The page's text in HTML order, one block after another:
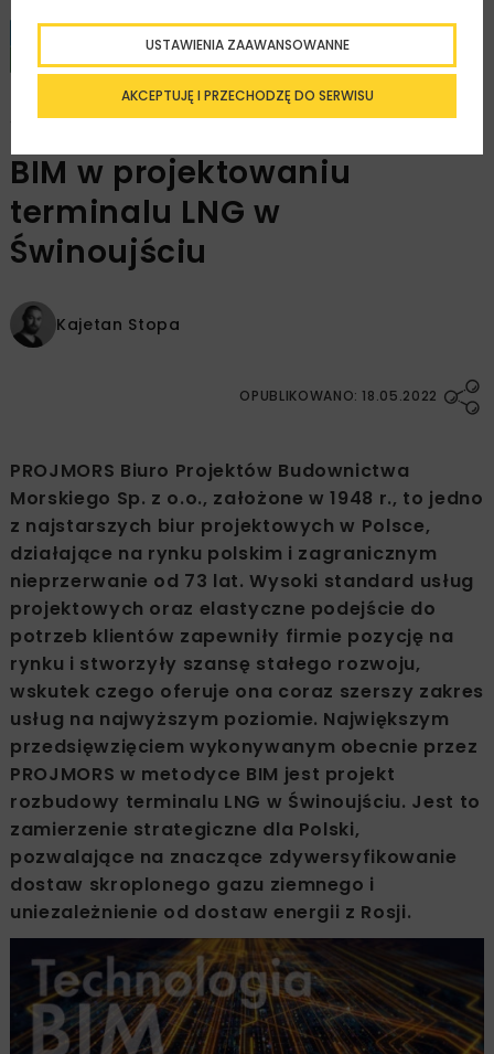
BUDOWNICTWO
GEOINŻYNIERIA
BIM w projektowaniu
terminalu LNG w
Świnoujściu
Kajetan Stopa
OPUBLIKOWANO: 18.05.2022
PROJMORS Biuro Projektów Budownictwa
Morskiego Sp. z o.o., założone w 1948 r., to jedno
z najstarszych biur projektowych w Polsce,
działające na rynku polskim i zagranicznym
nieprzerwanie od 73 lat. Wysoki standard usług
projektowych oraz elastyczne podejście do
potrzeb klientów zapewniły firmie pozycję na
rynku i stworzyły szansę stałego rozwoju,
wskutek czego oferuje ona coraz szerszy zakres
usług na najwyższym poziomie. Największym
przedsięwzięciem wykonywanym obecnie przez
PROJMORS w metodyce BIM jest projekt
rozbudowy terminalu LNG w Świnoujściu. Jest to
zamierzenie strategiczne dla Polski,
pozwalające na znaczące zdywersyfikowanie
dostaw skroplonego gazu ziemnego i
uniezależnienie od dostaw energii z Rosji.
AKCEPTUJĘ I PRZECHODZĘ DO SERWISU
USTAWIENIA ZAAWANSOWANNE